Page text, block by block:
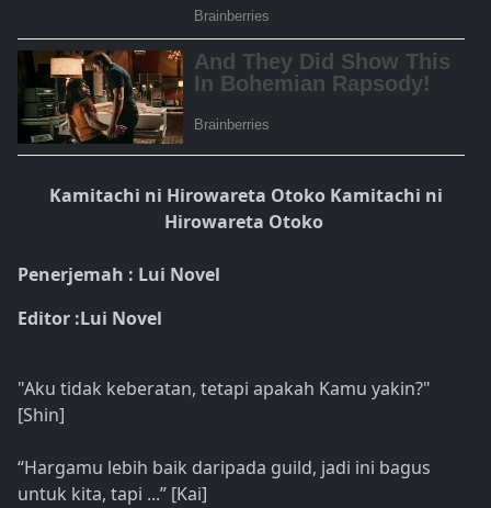
Kamitachi ni Hirowareta Otoko Kamitachi ni
Hirowareta Otoko
Penerjemah : Lui Novel
Editor :Lui Novel
"Aku tidak keberatan, tetapi apakah Kamu yakin?"
[Shin]
“Hargamu lebih baik daripada guild, jadi ini bagus
untuk kita, tapi ...” [Kai]